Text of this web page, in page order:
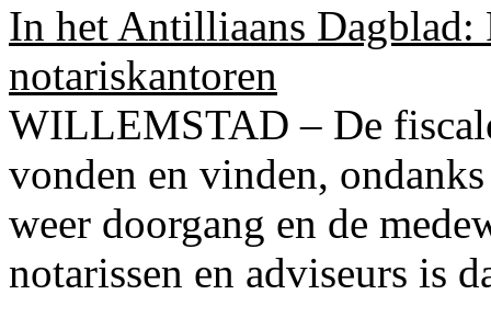
In het Antilliaans Dagblad:
notariskantoren
WILLEMSTAD – De
vonden en vinden,
weer doorgang en de
notarissen en adviseurs is